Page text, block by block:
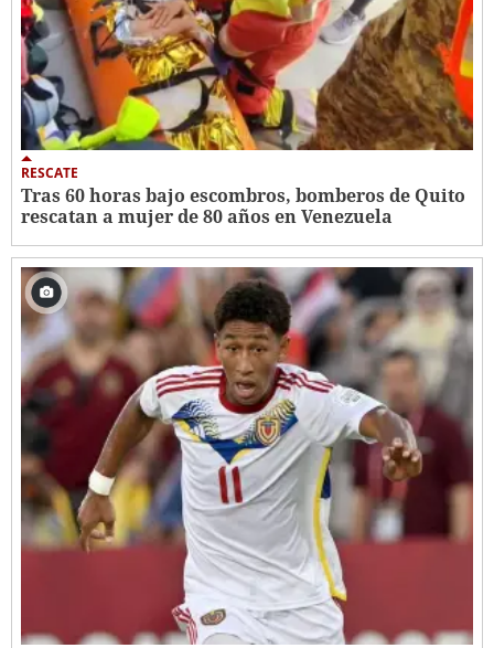
RESCATE
Tras 60 horas bajo escombros, bomberos de Quito
rescatan a mujer de 80 años en Venezuela